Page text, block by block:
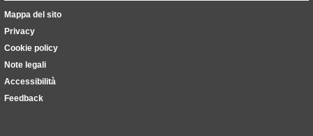
Mappa del sito
Privacy
Cookie policy
Note legali
Accessibilità
Feedback